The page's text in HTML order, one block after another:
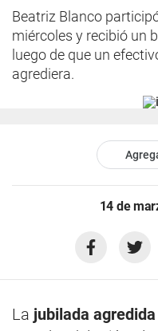
Beatriz Blanco
miércoles y recibió un
luego de que un
agrediera.
14 de
La jubilada agredida